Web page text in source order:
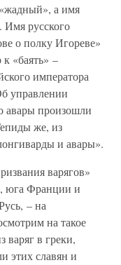
а имя
Имя русского
о полку Игореве»
«баять» –
императора
управлении
авары произошли
же, из
и авары».
варягов»
юга Франции и
– на
на такое
варяг в греки,
этих славян и